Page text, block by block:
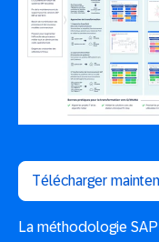
Télécharger
La méthodologie